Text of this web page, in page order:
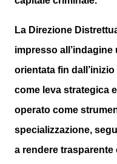
La Direzione
impresso
orientata fin
come leva strategica
operato come
specializzazione,
a rendere